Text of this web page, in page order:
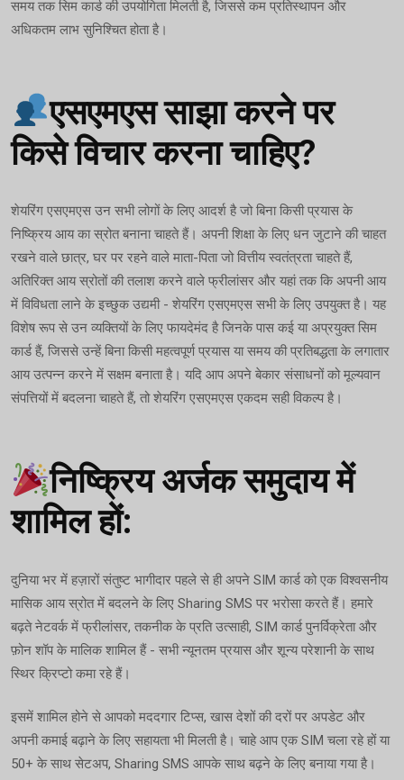
समय तक सिम कार्ड की उपयोगिता मिलती है, जिससे कम प्रतिस्थापन और
अधिकतम लाभ सुनिश्चित होता है।
एसएमएस साझा करने पर
किसे विचार करना चाहिए?
शेयरिंग एसएमएस उन सभी लोगों के लिए आदर्श है जो बिना किसी प्रयास के
निष्क्रिय आय का स्रोत बनाना चाहते हैं। अपनी शिक्षा के लिए धन जुटाने की चाहत
रखने वाले छात्र, घर पर रहने वाले माता-पिता जो वित्तीय स्वतंत्रता चाहते हैं,
अतिरिक्त आय स्रोतों की तलाश करने वाले फ्रीलांसर और यहां तक कि अपनी आय
में विविधता लाने के इच्छुक उद्यमी - शेयरिंग एसएमएस सभी के लिए उपयुक्त है। यह
विशेष रूप से उन व्यक्तियों के लिए फायदेमंद है जिनके पास कई या अप्रयुक्त सिम
कार्ड हैं, जिससे उन्हें बिना किसी महत्वपूर्ण प्रयास या समय की प्रतिबद्धता के लगातार
आय उत्पन्न करने में सक्षम बनाता है। यदि आप अपने बेकार संसाधनों को मूल्यवान
संपत्तियों में बदलना चाहते हैं, तो शेयरिंग एसएमएस एकदम सही विकल्प है।
निष्क्रिय अर्जक समुदाय में
शामिल हों:
दुनिया भर में हज़ारों संतुष्ट भागीदार पहले से ही अपने SIM कार्ड को एक विश्वसनीय
मासिक आय स्रोत में बदलने के लिए Sharing SMS पर भरोसा करते हैं। हमारे
बढ़ते नेटवर्क में फ्रीलांसर, तकनीक के प्रति उत्साही, SIM कार्ड पुनर्विक्रेता और
फ़ोन शॉप के मालिक शामिल हैं - सभी न्यूनतम प्रयास और शून्य परेशानी के साथ
स्थिर क्रिप्टो कमा रहे हैं।
इसमें शामिल होने से आपको मददगार टिप्स, खास देशों की दरों पर अपडेट और
अपनी कमाई बढ़ाने के लिए सहायता भी मिलती है। चाहे आप एक SIM चला रहे हों या
50+ के साथ सेटअप, Sharing SMS आपके साथ बढ़ने के लिए बनाया गया है।